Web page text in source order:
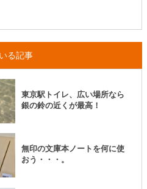
る記事
東京駅トイレ、広い場所なら
銀の鈴の近くが最高！
無印の文庫本ノートを何に使
おう・・・。